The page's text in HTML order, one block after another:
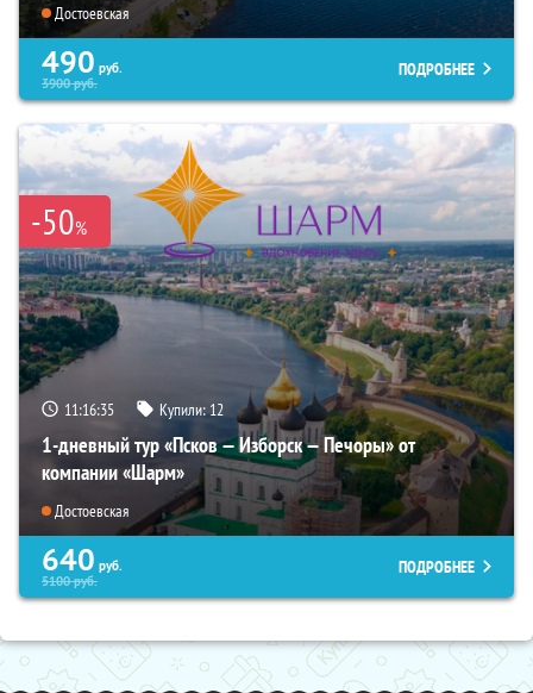
Достоевская
490 руб.
3900руб.
ПОДРОБНЕЕ
-50%
11:16:34 Купили:12
1-дневный тур «Псков — Изборск — Печоры» от
компании «Шарм»
Достоевская
640 руб.
5100руб.
ПОДРОБНЕЕ